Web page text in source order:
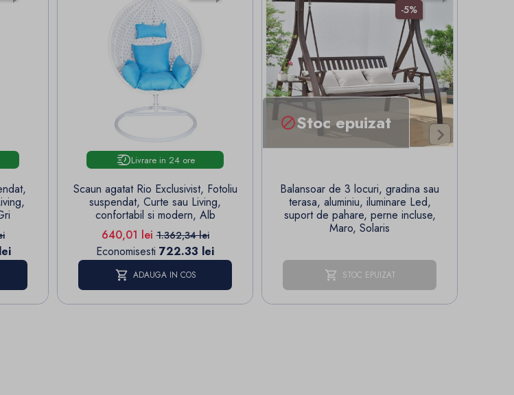
Livrare in 24 ore
Scaun agatat Rio Exclusivist, Fotoliu
suspendat, Curte sau Living,
confortabil si modern, Alb
Pret
640,01 leiPret de baza
1.362,34 lei
Economisesti 722.33 lei
ADAUGA IN COS
-5%
Stoc epuizat
Balansoar de 3 locuri, gradina sau
terasa, aluminiu, iluminare Led,
suport de pahare, perne incluse,
Maro, Solaris
STOC EPUIZAT
